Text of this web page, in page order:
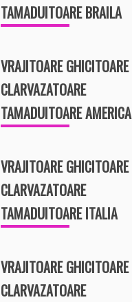
TAMADUITOARE BRAILA
VRAJITOARE GHICITOARE
CLARVAZATOARE
TAMADUITOARE AMERICA
VRAJITOARE GHICITOARE
CLARVAZATOARE
TAMADUITOARE ITALIA
VRAJITOARE GHICITOARE
CLARVAZATOARE